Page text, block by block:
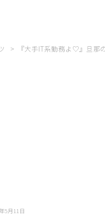
『大手IT系勤務よ♡』旦那
5月11日